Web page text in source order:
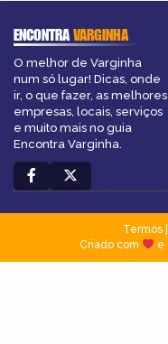
ENCONTRAVARGINHA
O melhor de Varginha
num só lugar! Dicas, onde
ir, o que fazer, as melhores
empresas, locais, serviços
e muito mais no guia
Encontra Varginha.
Termos|
Criado com
e